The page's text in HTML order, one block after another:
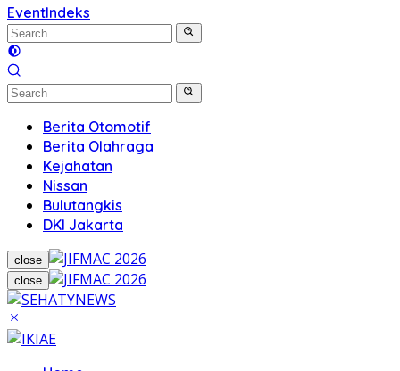
EventIndeks
Berita Otomotif
Berita Olahraga
Kejahatan
Nissan
Bulutangkis
DKI Jakarta
close
close